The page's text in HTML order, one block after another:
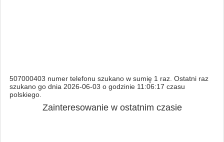
507000403 numer telefonu szukano w sumię 1 raz. Ostatni raz
szukano go dnia 2026-06-03 o godzinie 11:06:17 czasu
polskiego.
Zainteresowanie w ostatnim czasie